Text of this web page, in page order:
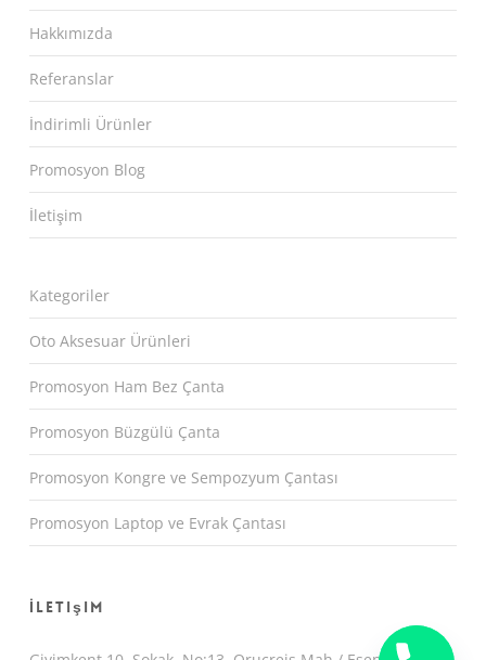
Hakkımızda
Referanslar
İndirimli Ürünler
Promosyon Blog
İletişim
Kategoriler
Oto Aksesuar Ürünleri
Promosyon Ham Bez Çanta
Promosyon Büzgülü Çanta
Promosyon Kongre ve Sempozyum Çantası
Promosyon Laptop ve Evrak Çantası
İletişim